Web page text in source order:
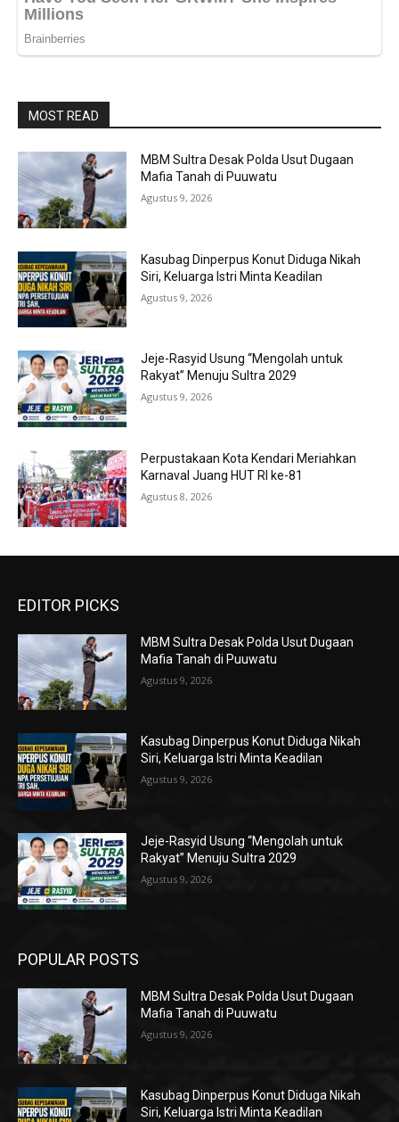
MOST READ
MBM Sultra Desak Polda Usut Dugaan
Mafia Tanah di Puuwatu
Agustus 9, 2026
Kasubag Dinperpus Konut Diduga Nikah
Siri, Keluarga Istri Minta Keadilan
Agustus 9, 2026
Jeje-Rasyid Usung “Mengolah untuk
Rakyat” Menuju Sultra 2029
Agustus 9, 2026
Perpustakaan Kota Kendari Meriahkan
Karnaval Juang HUT RI ke-81
Agustus 8, 2026
EDITOR PICKS
MBM Sultra Desak Polda Usut Dugaan
Mafia Tanah di Puuwatu
Agustus 9, 2026
Kasubag Dinperpus Konut Diduga Nikah
Siri, Keluarga Istri Minta Keadilan
Agustus 9, 2026
Jeje-Rasyid Usung “Mengolah untuk
Rakyat” Menuju Sultra 2029
Agustus 9, 2026
POPULAR POSTS
MBM Sultra Desak Polda Usut Dugaan
Mafia Tanah di Puuwatu
Agustus 9, 2026
Kasubag Dinperpus Konut Diduga Nikah
Siri, Keluarga Istri Minta Keadilan